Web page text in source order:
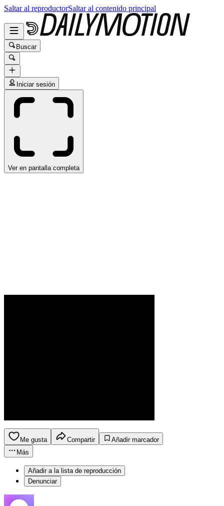
Saltar al reproductorSaltar al contenido principal
Buscar
Iniciar sesión
Ver en pantalla completa
Me gusta Compartir
Añadir marcador
Más
Añadir a la lista de reproducción
Denunciar